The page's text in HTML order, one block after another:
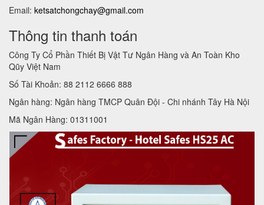
Email: ketsatchongchay@gmail.com
Thông tin thanh toán
Công Ty Cổ Phần Thiết Bị Vật Tư Ngân Hàng và An Toàn Kho
Qũy Việt Nam
Số Tài Khoản: 88 2112 6666 888
Ngân hàng: Ngân hàng TMCP Quân Đội - Chi nhánh Tây Hà Nội
Mã Ngân Hàng: 01311001